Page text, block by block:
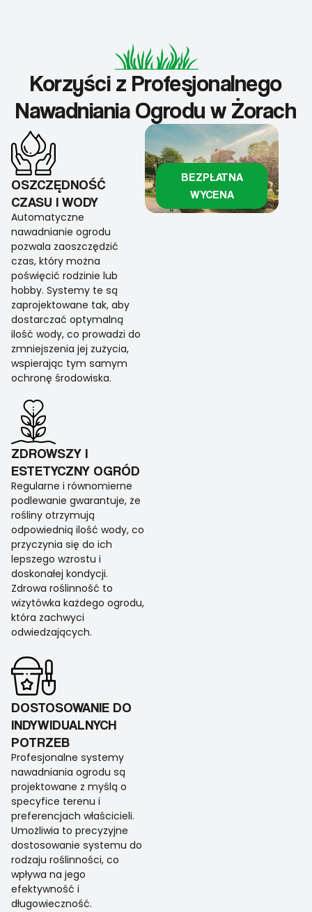
Korzyści z Profesjonalnego
Nawadniania Ogrodu w Żorach
OSZCZĘDNOŚĆ
CZASU I WODY
Automatyczne
nawadnianie ogrodu
pozwala zaoszczędzić
czas, który można
poświęcić rodzinie lub
hobby. Systemy te są
zaprojektowane tak, aby
dostarczać optymalną
ilość wody, co prowadzi do
zmniejszenia jej zużycia,
wspierając tym samym
ochronę środowiska.
ZDROWSZY I
ESTETYCZNY OGRÓD
Regularne i równomierne
podlewanie gwarantuje, że
rośliny otrzymują
odpowiednią ilość wody, co
przyczynia się do ich
lepszego wzrostu i
doskonałej kondycji.
Zdrowa roślinność to
wizytówka każdego ogrodu,
która zachwyci
odwiedzających.
DOSTOSOWANIE DO
INDYWIDUALNYCH
POTRZEB
Profesjonalne systemy
nawadniania ogrodu są
projektowane z myślą o
specyfice terenu i
preferencjach właścicieli.
Umożliwia to precyzyjne
dostosowanie systemu do
rodzaju roślinności, co
wpływa na jego
efektywność i
długowieczność.
BEZPŁATNA
WYCENA